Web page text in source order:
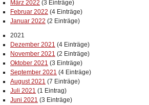
März 2022 (3 Einträge)
Februar 2022 (4 Einträge)
Januar 2022 (2 Einträge)
2021
Dezember 2021 (4 Einträge)
November 2021 (2 Einträge)
Oktober 2021 (3 Einträge)
September 2021 (4 Einträge)
August 2021 (7 Einträge)
Juli 2021 (1 Eintrag)
Juni 2021 (3 Einträge)